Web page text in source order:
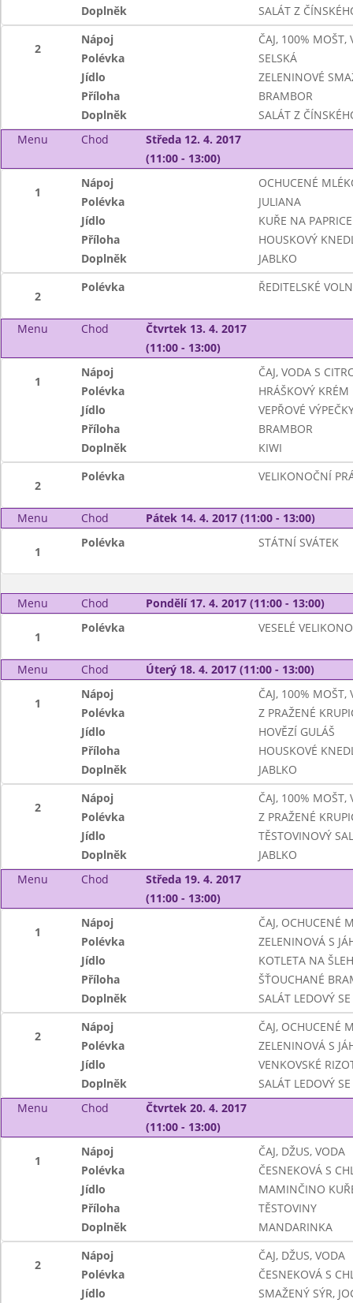
Doplněk
SALÁT Z
2
Nápoj
ČAJ, 100% MOŠT,
Polévka
SELSKÁ
Jídlo
ZELENINOVÉ
Příloha
BRAMBOR
Doplněk
SALÁT Z
Menu
Chod
Středa 12. 4. 2017
(11:00 - 13:00)
1
Nápoj
OCHUCENÉ
Polévka
JULIANA
Jídlo
KUŘE NA PAPRICE
Příloha
HOUSKOVÝ
Doplněk
JABLKO
2
Polévka ŘEDITELSKÉ
Menu Chod
Čtvrtek 13. 4. 2017
(11:00 - 13:00)
1
Nápoj
ČAJ, VODA S
Polévka
HRÁŠKOVÝ KRÉM
Jídlo
VEPŘOVÉ
Příloha
BRAMBOR
Doplněk
KIWI
2
Polévka VELIKONOČNÍ
Menu Chod Pátek 14. 4. 2017 (11:00 - 13:00)
1
Polévka STÁTNÍ SVÁTEK
Menu Chod Pondělí 17. 4. 2017 (11:00 - 13:00)
1
Polévka VESELÉ
Menu Chod Úterý 18. 4. 2017 (11:00 - 13:00)
1
Nápoj
ČAJ, 100% MOŠT,
Polévka
Z PRAŽENÉ
Jídlo
HOVĚZÍ GULÁŠ
Příloha
HOUSKOVÉ
Doplněk
JABLKO
2
Nápoj
ČAJ, 100% MOŠT,
Polévka
Z PRAŽENÉ
Jídlo
TĚSTOVINOVÝ
Doplněk
JABLKO
Menu
Chod
Středa 19. 4. 2017
(11:00 - 13:00)
1
Nápoj
ČAJ, OCHUCENÉ
Polévka
ZELENINOVÁ S
Jídlo
KOTLETA NA
Příloha
ŠŤOUCHANÉ
Doplněk
SALÁT LEDOVÝ
2
Nápoj
ČAJ, OCHUCENÉ
Polévka
ZELENINOVÁ S
Jídlo
VENKOVSKÉ
Doplněk
SALÁT LEDOVÝ
Menu
Chod
Čtvrtek 20. 4. 2017
(11:00 - 13:00)
1
Nápoj
ČAJ, DŽUS, VODA
Polévka
ČESNEKOVÁ S
Jídlo
MAMINČINO
Příloha
TĚSTOVINY
Doplněk
MANDARINKA
2
Nápoj
ČAJ, DŽUS, VODA
Polévka
ČESNEKOVÁ S
Jídlo
SMAŽENÝ SÝR,